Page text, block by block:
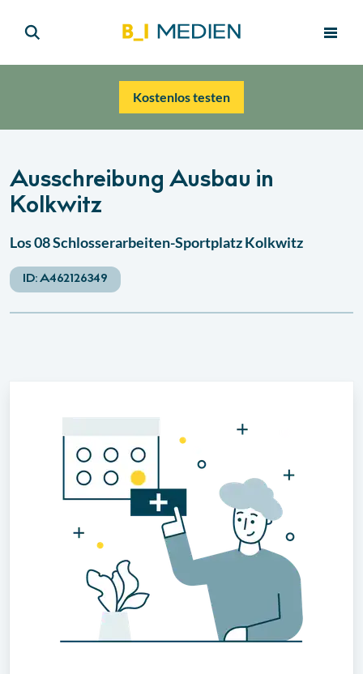
Kostenlos testen
Ausschreibung Ausbau in
Kolkwitz
Los 08 Schlosserarbeiten-Sportplatz Kolkwitz
ID:A462126349